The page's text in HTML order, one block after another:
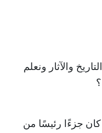
والآثار ونعلم
كان جزءًا رئيسًا من